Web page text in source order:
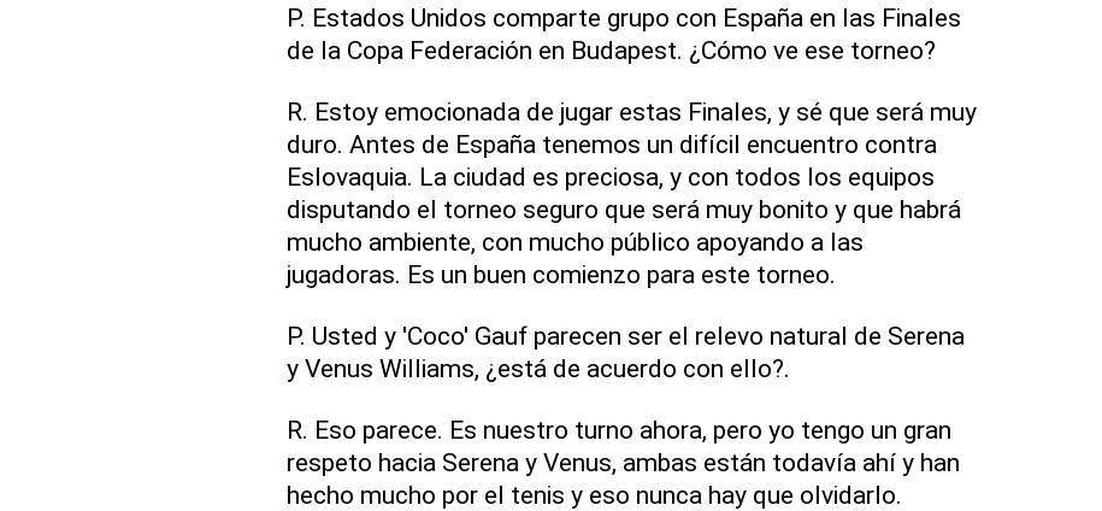
P. Estados Unidos comparte grupo con España en las Finales
de la Copa Federación en Budapest. ¿Cómo ve ese torneo?
R. Estoy emocionada de jugar estas Finales, y sé que será muy
duro. Antes de España tenemos un difícil encuentro contra
Eslovaquia. La ciudad es preciosa, y con todos los equipos
disputando el torneo seguro que será muy bonito y que habrá
mucho ambiente, con mucho público apoyando a las
jugadoras. Es un buen comienzo para este torneo.
P. Usted y 'Coco' Gauf parecen ser el relevo natural de Serena
y Venus Williams, ¿está de acuerdo con ello?.
R. Eso parece. Es nuestro turno ahora, pero yo tengo un gran
respeto hacia Serena y Venus, ambas están todavía ahí y han
hecho mucho por el tenis y eso nunca hay que olvidarlo.